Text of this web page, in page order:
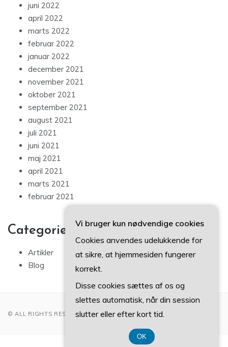
juni 2022
april 2022
marts 2022
februar 2022
januar 2022
december 2021
november 2021
oktober 2021
september 2021
august 2021
juli 2021
juni 2021
maj 2021
april 2021
marts 2021
februar 2021
Categories
Artikler
Blog
© ALL RIGHTS RESERVED 2022
Vi bruger kun nødvendige cookies
Cookies anvendes udelukkende for
at sikre, at hjemmesiden fungerer
korrekt.
Disse cookies sættes af os og
slettes automatisk, når din session
slutter eller efter kort tid.
OK